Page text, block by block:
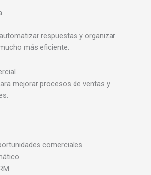
respuestas y organizar
más eficiente.
mejorar procesos de ventas y
comerciales